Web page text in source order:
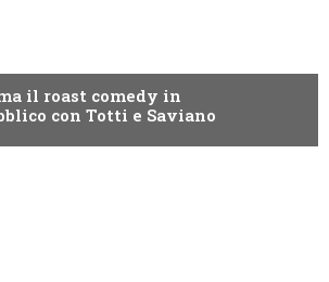
il roast comedy in
con Totti e Saviano